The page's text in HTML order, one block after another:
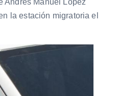
la estación migratoria el